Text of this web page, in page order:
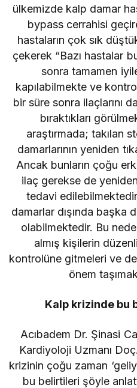
ülkemizde kalp damar
bypass cerrahisi
hastaların çok sık
çekerek “Bazı hastalar
sonra tamamen
kapılabilmekte ve
bir süre sonra ilaçlarını
bıraktıkları
araştırmada; takılan
damarlarının yeniden
Ancak bunların çoğu
ilaç gerekse de
tedavi
damarlar dışında başka
olabilmektedir. Bu
almış kişilerin
kontrolüne gitmeleri ve de
önem
Kalp krizinde bu
Acıbadem Dr. Şinasi
Kardiyoloji Uzmanı
krizinin çoğu zaman
bu belirtileri şöyle